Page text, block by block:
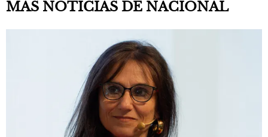
MAS NOTICIAS DE NACIONAL